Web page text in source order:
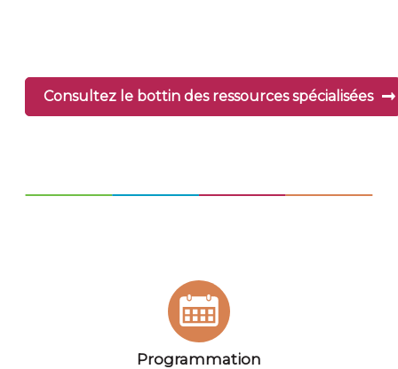
Consultez le bottin des ressources spécialisées
Programmation